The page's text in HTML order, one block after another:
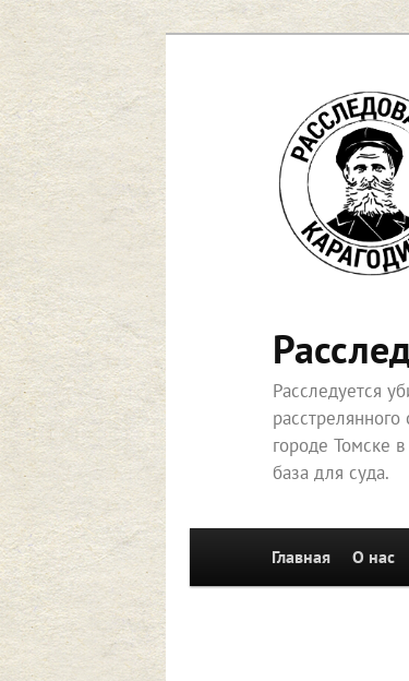
Перейти
к
основному
содержимому
Расследуется
городе Томске
база для суда.
Перейти к
Главная О нас